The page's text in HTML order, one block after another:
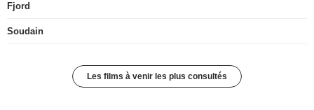
Fjord
Soudain
Les films à venir les plus consultés